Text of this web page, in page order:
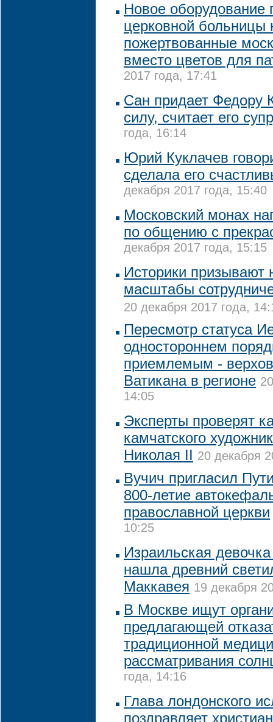
Новое оборудование
церковной больницы
пожертвованные
вместо цветов для
2017 года, 17:41
Сан придает Федору
силу, считает его
года, 16:14
Юрий Куклачев
сделала его
декабря 2017 года, 15:40
Московский монах
по общению с
декабря 2017 года, 15:15
Историки призывают
масштабы
20 декабря 2017 года,
Пересмотр статуса
одностороннем
приемлемым -
Ватикана в регионе
14:05
Эксперты проверят
камчатского
Николая II 20 декабря
Вучич пригласил
800-летие
православной церкви
10:25
Израильская
нашла древний
Маккавея 19 декабря
В Москве ищут
предлагающей
традиционной
рассматривания
года, 14:16
Глава лондонского
поздравляет